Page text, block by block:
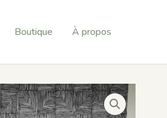
Boutique À propos